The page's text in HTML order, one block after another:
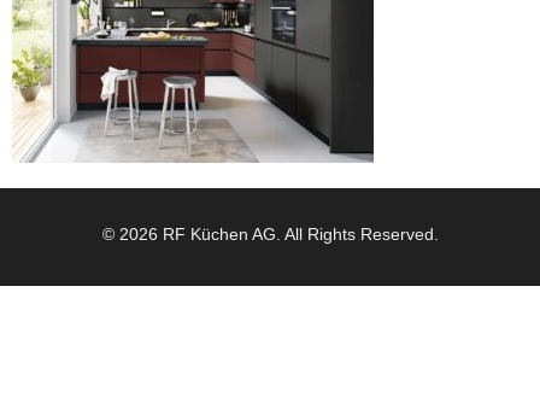
© 2026 RF Küchen AG. All Rights Reserved.